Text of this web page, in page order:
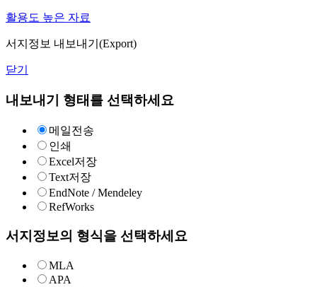
활용도 높은 자료
서지정보 내보내기(Export)
닫기
내보내기 형태를 선택하세요
메일전송
인쇄
Excel저장
Text저장
EndNote / Mendeley
RefWorks
서지정보의 형식을 선택하세요
MLA
APA